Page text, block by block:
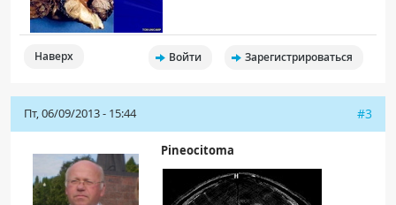
Наверх Войти Зарегистрироваться
Пт, 06/09/2013 - 15:44 #3
Pineocitoma